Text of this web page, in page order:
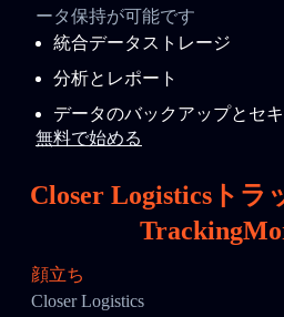
ータ保持が可能です
統合データストレージ
分析とレポート
データのバックアップとセ
無料で始める
Closer Logisticsトラ
顔立ち
Closer Logistics